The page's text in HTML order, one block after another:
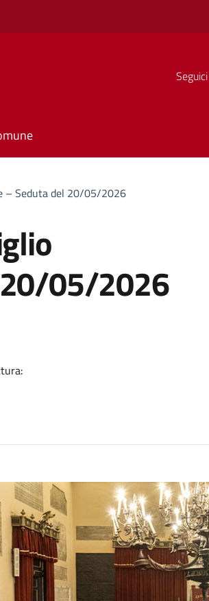
– Seduta del 20/05/2026
20/05/2026